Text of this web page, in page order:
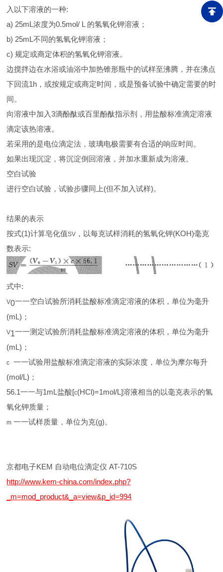
入以下溶液的一种:
a) 25mL浓度为0.5mol/ L 的氢氧化钾溶液；
b) 25mL不同的氢氧化钾溶液；
c) 规定或商定体积的氢氧化钾溶液。
边搅拌边在水浴或油浴中加热锥形瓶中的试样至沸腾，并在沸点
下回流1h，或按规定或商定时间，或是预备试验中确定需要的时
间。
向溶液中加入3滴酚酞或百里酚酞指示剂，用盐酸标准滴定溶液
滴定该热溶液。
若采用的是电位滴定法，玻璃电极需要有合适的响应时间。
如果出现沉淀，将沉淀倒回溶液，并加水重新成为溶液。
空白试验
进行空白试验，试验步骤同上(但不加入试样)。
结果的表示
按式(1)计算皂化值SV ，以每克试样消耗的氢氧化钾(KOH)毫克
数表示:
式中:
V0一一空白试验所消耗盐酸标准滴定溶液的体积，单位为毫升
(mL)；
V1一一测定试验所消耗盐酸标准滴定溶液的体积，单位为毫升
(mL)；
c 一一试验用盐酸标准滴定溶液的实际浓度，单位为摩尔每升
(mol/L)；
56.1一一与1mL盐酸[c(HCl)=1mol/L]溶液相当的以毫克表示的氢
氧化钾质量；
m 一一试样质量，单位为克(g)。
京都电子KEM 自动电位滴定仪 AT-710S
http://www.kem-china.com/index.php?
_m=mod_product&_a=view&p_id=994